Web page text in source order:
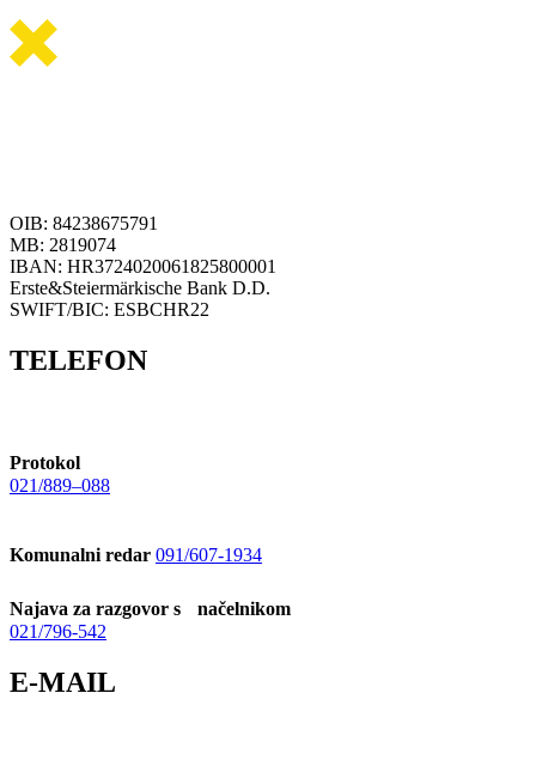
OIB: 84238675791
MB: 2819074
IBAN: HR3724020061825800001
Erste&Steiermärkische Bank D.D.
SWIFT/BIC: ESBCHR22
TELEFON
Protokol
021/889–088
Komunalni redar 091/607-1934
Najava za razgovor s načelnikom
021/796-542
E-MAIL